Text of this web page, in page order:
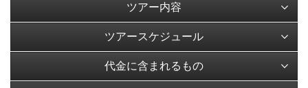
ツアー内容
ツアースケジュール
代金に含まれるもの